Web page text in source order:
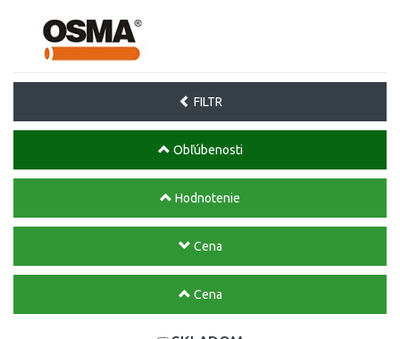
FILTR
Obľúbenosti
Hodnotenie
Cena
Cena